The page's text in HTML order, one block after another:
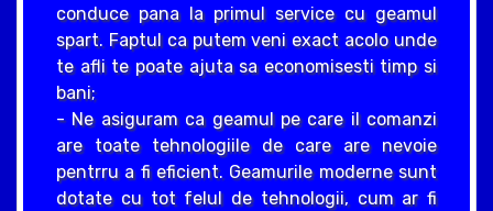
conduce pana la primul service cu geamul
spart. Faptul ca putem veni exact acolo unde
te afli te poate ajuta sa economisesti timp si
bani;
- Ne asiguram ca geamul pe care il comanzi
are toate tehnologiile de care are nevoie
pentrru a fi eficient. Geamurile moderne sunt
dotate cu tot felul de tehnologii, cum ar fi